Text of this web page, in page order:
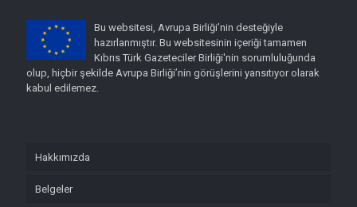
Bu websitesi, Avrupa Birliği’nin desteğiyle
hazırlanmıştır. Bu websitesinin içeriği tamamen
Kıbrıs Türk Gazeteciler Birliği'nin sorumluluğunda
olup, hiçbir şekilde Avrupa Birliği’nin görüşlerini yansıtıyor olarak
kabul edilemez.
Hakkımızda
Belgeler